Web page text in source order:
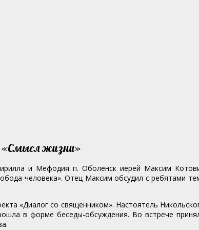
«Смысл жизни»
и Мефодия п. Оболенск иерей Максим
человека».Отец Максим обсудил с ребятами
«Диалог со священником». Настоятель
в форме беседы-обсуждения. Во встрече